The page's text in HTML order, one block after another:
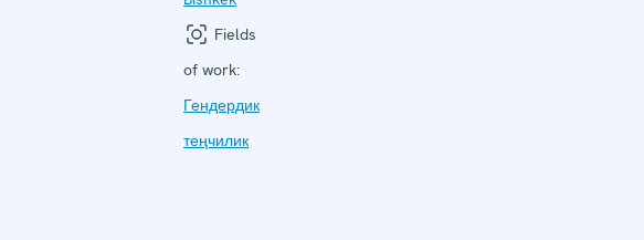
Fields
of work:
Гендердик
теңчилик